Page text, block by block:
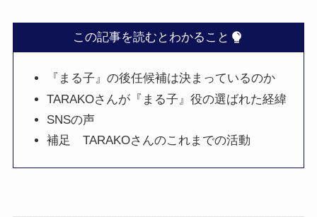
この記事を読むとわかること
『まる子』の後任候補は決まっているのか
TARAKOさんが『まる子』役の選ばれた経緯
SNSの声
補足 TARAKOさんのこれまでの活動